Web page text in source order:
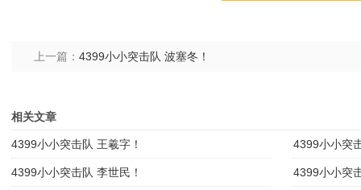
上一篇： 4399小小突击队 波塞冬！
相关文章
4399小小突击队 王羲字！ 4399小小突
4399小小突击队 李世民！ 4399小小突